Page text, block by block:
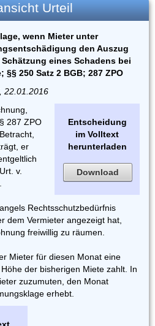
Urteil
wenn Mieter unter
den Auszug
eines Schadens bei
250 Satz 2 BGB; 287 ZPO
22.01.2016
Entscheidung
im Volltext
herunterladen
Download
287 ZPO
er
v.
Rechtsschutzbedürfnis
dem Vermieter angezeigt hat,
freiwillig zu räumen.
Mieter für diesen Monat eine
der bisherigen Miete zahlt. In
zuzumuten, den Monat
erhebt.